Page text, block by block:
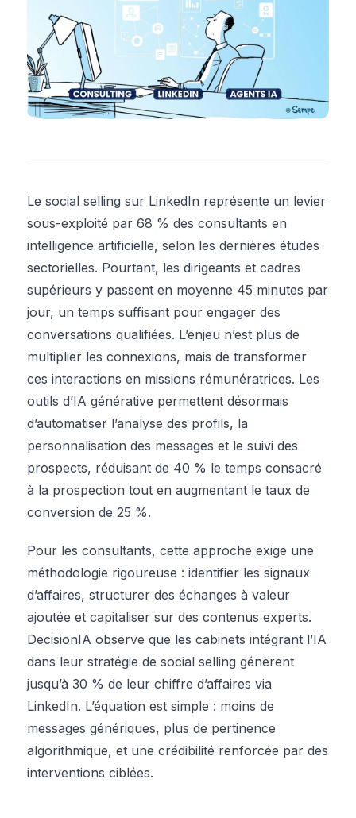
Le social selling sur LinkedIn représente un levier
sous-exploité par 68 % des consultants en
intelligence artificielle, selon les dernières études
sectorielles. Pourtant, les dirigeants et cadres
supérieurs y passent en moyenne 45 minutes par
jour, un temps suffisant pour engager des
conversations qualifiées. L’enjeu n’est plus de
multiplier les connexions, mais de transformer
ces interactions en missions rémunératrices. Les
outils d’IA générative permettent désormais
d’automatiser l’analyse des profils, la
personnalisation des messages et le suivi des
prospects, réduisant de 40 % le temps consacré
à la prospection tout en augmentant le taux de
conversion de 25 %.
Pour les consultants, cette approche exige une
méthodologie rigoureuse : identifier les signaux
d’affaires, structurer des échanges à valeur
ajoutée et capitaliser sur des contenus experts.
DecisionIA observe que les cabinets intégrant l’IA
dans leur stratégie de social selling génèrent
jusqu’à 30 % de leur chiffre d’affaires via
LinkedIn. L’équation est simple : moins de
messages génériques, plus de pertinence
algorithmique, et une crédibilité renforcée par des
interventions ciblées.